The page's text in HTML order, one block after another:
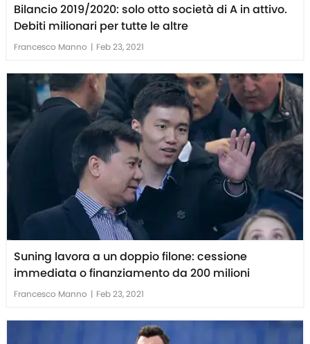
Bilancio 2019/2020: solo otto società di A in attivo.
Debiti milionari per tutte le altre
Francesco Manno | Feb 23, 2021
Suning lavora a un doppio filone: cessione
immediata o finanziamento da 200 milioni
Francesco Manno | Feb 23, 2021